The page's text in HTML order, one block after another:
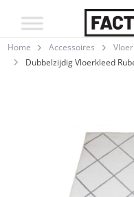
Home Accessoires
Dubbelzijdig Vloerkleed